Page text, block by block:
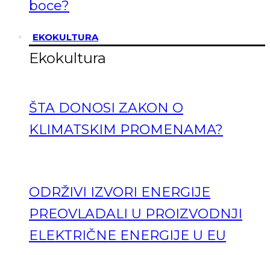
boce?
EKOKULTURA
Ekokultura
ŠTA DONOSI ZAKON O
KLIMATSKIM PROMENAMA?
ODRŽIVI IZVORI ENERGIJE
PREOVLADALI U PROIZVODNJI
ELEKTRIČNE ENERGIJE U EU